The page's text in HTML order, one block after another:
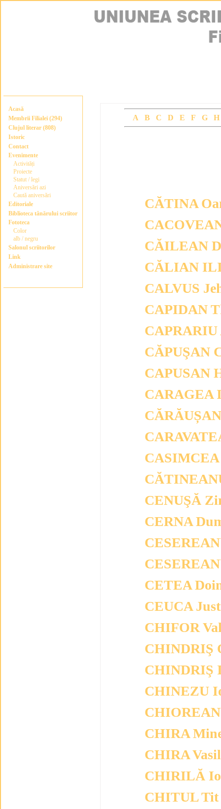
Acasă
Membrii Filialei (294)
Clujul literar (808)
Istoric
Contact
Evenimente
Activități
Proiecte
Statut / legi
Aniversări azi
Caută aniversări
Editoriale
Biblioteca tânărului scriitor
Fototeca
Color
alb / negru
Salonul scriitorilor
Link
Administrare site
A B C D E F G H
CĂTINA
CĂILEAN
CĂLIAN
CALVUS
CAPIDAN
CĂPUŞAN
CAPUSAN
CARAGEA
CENUŞĂ
CERNA
CETEA
CEUCA
CHIFOR
CHINDRIŞ
CHINDRIŞ
CHINEZU
CHIRA
CHIRA
CHIRILĂ
CHITUL Tit